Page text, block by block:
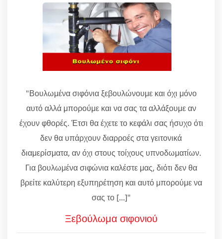
"Βουλωμένα σιφόνια ξεβουλώνουμε και όχι μόνο
αυτό αλλά μπορούμε και να σας τα αλλάξουμε αν
έχουν φθορές. Έτσι θα έχετε το κεφάλι σας ήσυχο ότι
δεν θα υπάρχουν διαρροές στα γειτονικά
διαμερίσματα, αν όχι στους τοίχους υπνοδωματίων.
Για βουλωμένα σιφώνια καλέστε μας, διότι δεν θα
βρείτε καλύτερη εξυπηρέτηση και αυτό μπορούμε να
σας το [...]"
Ξεβούλωμα σιφονιού